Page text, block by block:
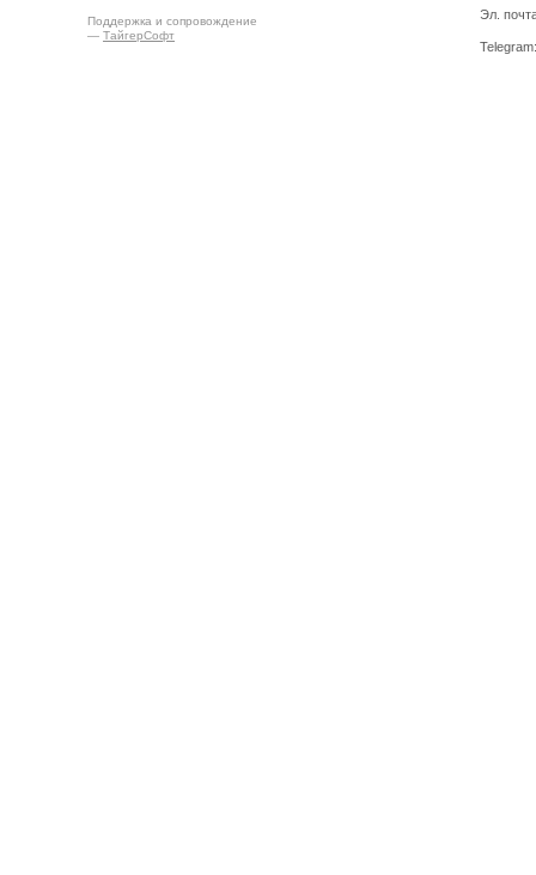
Поддержка и сопровождение
— ТайгерСофт
Эл.